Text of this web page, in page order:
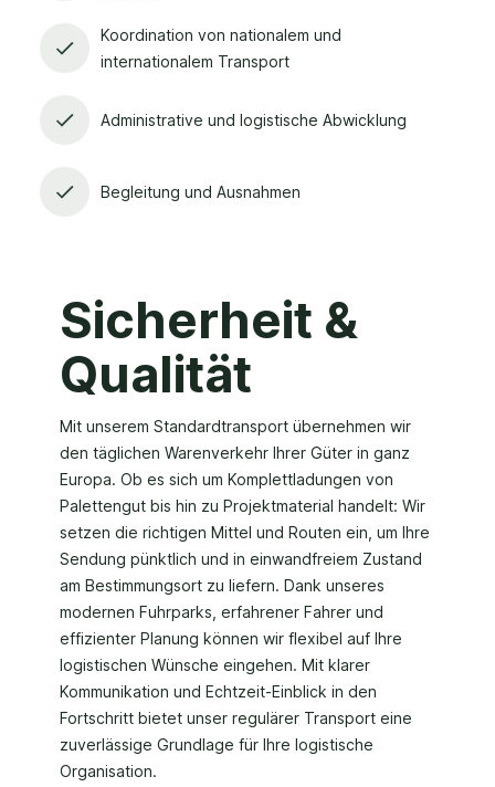
Koordination von nationalem und
internationalem Transport
Administrative und logistische Abwicklung
Begleitung und Ausnahmen
Sicherheit &
Qualität
Mit unserem Standardtransport übernehmen wir
den täglichen Warenverkehr Ihrer Güter in ganz
Europa. Ob es sich um Komplettladungen von
Palettengut bis hin zu Projektmaterial handelt: Wir
setzen die richtigen Mittel und Routen ein, um Ihre
Sendung pünktlich und in einwandfreiem Zustand
am Bestimmungsort zu liefern. Dank unseres
modernen Fuhrparks, erfahrener Fahrer und
effizienter Planung können wir flexibel auf Ihre
logistischen Wünsche eingehen. Mit klarer
Kommunikation und Echtzeit-Einblick in den
Fortschritt bietet unser regulärer Transport eine
zuverlässige Grundlage für Ihre logistische
Organisation.